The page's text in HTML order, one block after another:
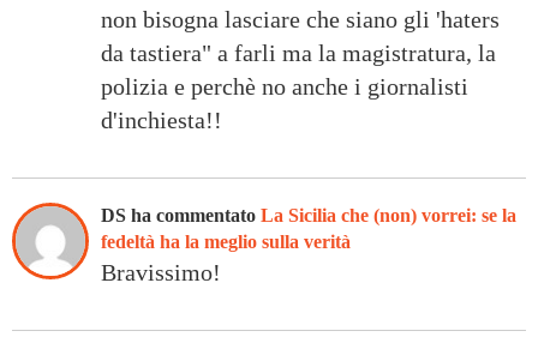
non bisogna lasciare che siano gli 'haters
da tastiera" a farli ma la magistratura, la
polizia e perchè no anche i giornalisti
d'inchiesta!!
DS ha commentato La Sicilia che (non) vorrei: se la
fedeltà ha la meglio sulla verità
Bravissimo!